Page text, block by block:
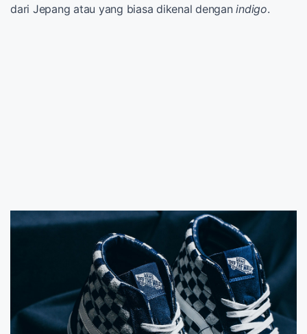
dari Jepang atau yang biasa dikenal denganindigo.